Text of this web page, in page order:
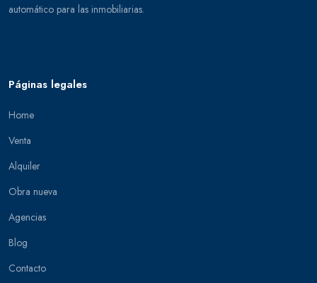
automático para las inmobiliarias.
Páginas legales
Home
Venta
Alquiler
Obra nueva
Agencias
Blog
Contacto